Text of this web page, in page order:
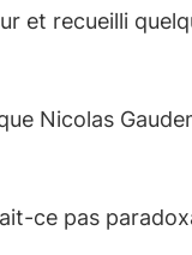
et recueilli
Nicolas
ce pas